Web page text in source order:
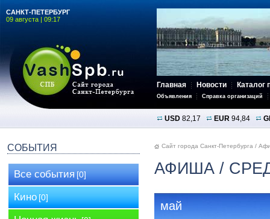
САНКТ-ПЕТЕРБУРГ
09 августа | 09:17
Главная Новости Каталог
Объявления Справка организаций
USD 82,17 EUR 94,84
СОБЫТИЯ
Все события[0]
Кино[0]
Сайт города Санкт-Петербурга /
АФИША /
май